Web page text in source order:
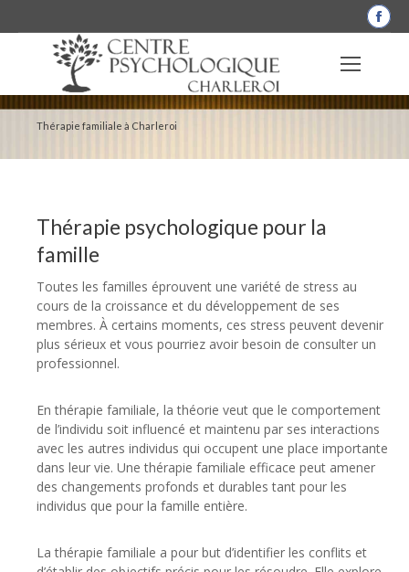
La
Thérapie familiale à Charleroi
Thérapie psychologique pour la
famille
Toutes les familles éprouvent une variété de stress au
cours de la croissance et du développement de ses
membres. À certains moments, ces stress peuvent devenir
plus sérieux et vous pourriez avoir besoin de consulter un
professionnel.
En thérapie familiale, la théorie veut que le comportement
de l’individu soit influencé et maintenu par ses interactions
avec les autres individus qui occupent une place importante
dans leur vie. Une thérapie familiale efficace peut amener
des changements profonds et durables tant pour les
individus que pour la famille entière.
La thérapie familiale a pour but d’identifier les conflits et